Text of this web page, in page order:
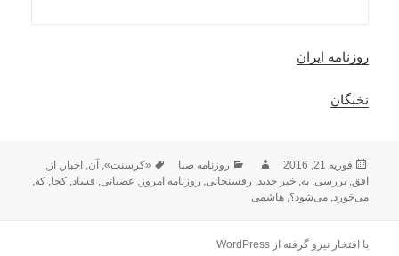
روزنامه ایران
نخبگان
ارسال
شده
در
فوریه 21, 2016 نویسندهدسته‌ها
روزنامه صبا برچسب‌ها
«کرسنت» ,آن ,اخبار ,از
افق ,بررسی ,به ,خبر جدید رفسنجانی روزنامه امروز عصبانی فساد ,کجا ,که
می‌خورد ,می‌شود؟ ,هاشمی
با افتخار نیرو گرفته از WordPress